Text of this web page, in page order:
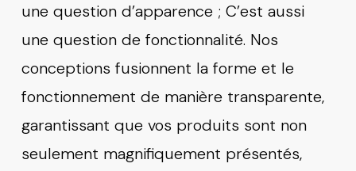
une question d’apparence ; C’est aussi
une question de fonctionnalité. Nos
conceptions fusionnent la forme et le
fonctionnement de manière transparente,
garantissant que vos produits sont non
seulement magnifiquement présentés,